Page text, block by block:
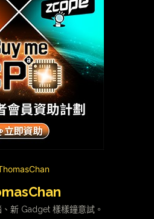
新 Gadget 樣樣鐘意試。